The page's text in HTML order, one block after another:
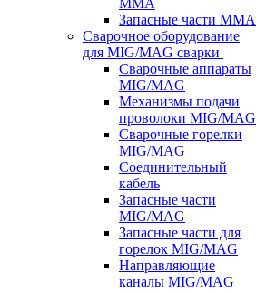
MMA
Запасные части MMA
Сварочное оборудование
для MIG/MAG сварки
Сварочные аппараты
MIG/MAG
Механизмы подачи
проволоки MIG/MAG
Сварочные горелки
MIG/MAG
Соединительный
кабель
Запасные части
MIG/MAG
Запасные части для
горелок MIG/MAG
Направляющие
каналы MIG/MAG